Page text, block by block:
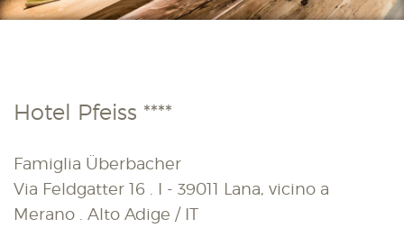
Hotel Pfeiss ****
Famiglia Überbacher
Via Feldgatter 16 . I - 39011 Lana, vicino a
Merano . Alto Adige / IT